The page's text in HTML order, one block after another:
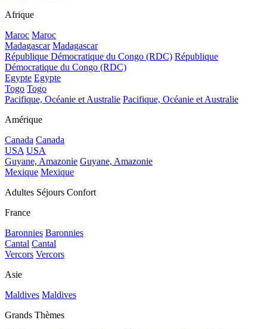
Afrique
Maroc Maroc
Madagascar Madagascar
République Démocratique du Congo (RDC) République
Démocratique du Congo (RDC)
Egypte Egypte
Togo Togo
Pacifique, Océanie et Australie Pacifique, Océanie et Australie
Amérique
Canada Canada
USA USA
Guyane, Amazonie Guyane, Amazonie
Mexique Mexique
Adultes Séjours Confort
France
Baronnies Baronnies
Cantal Cantal
Vercors Vercors
Asie
Maldives Maldives
Grands Thèmes